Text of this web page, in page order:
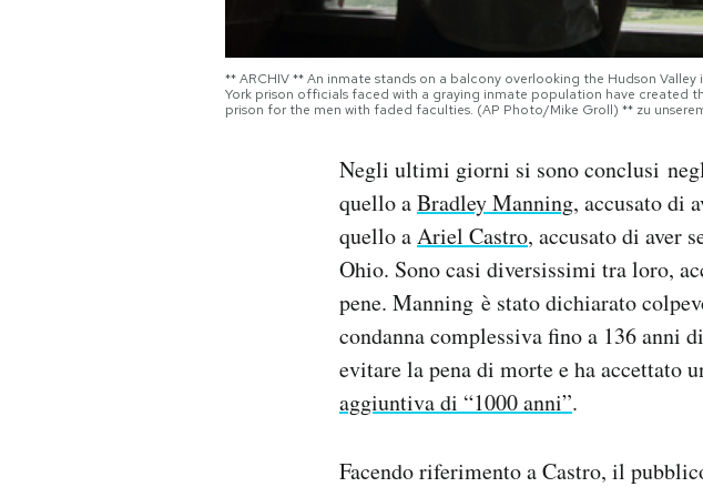
** ARCHIV ** An inmate stands on a balcony overlooking the Hudson Valley
York prison officials faced with a graying inmate population have created
prison for the men with faded faculties. (AP Photo/Mike Groll) ** zu
Negli ultimi giorni si sono conclusi
quello aBradley Manning, accusato di
quello aAriel Castro, accusato di aver
Ohio. Sono casi diversissimi tra loro,
pene. Manning è stato dichiarato
condanna complessiva fino a 136 anni
evitare la pena di morte e ha accettato
aggiuntiva di “1000 anni”.
Facendo riferimento a Castro, il